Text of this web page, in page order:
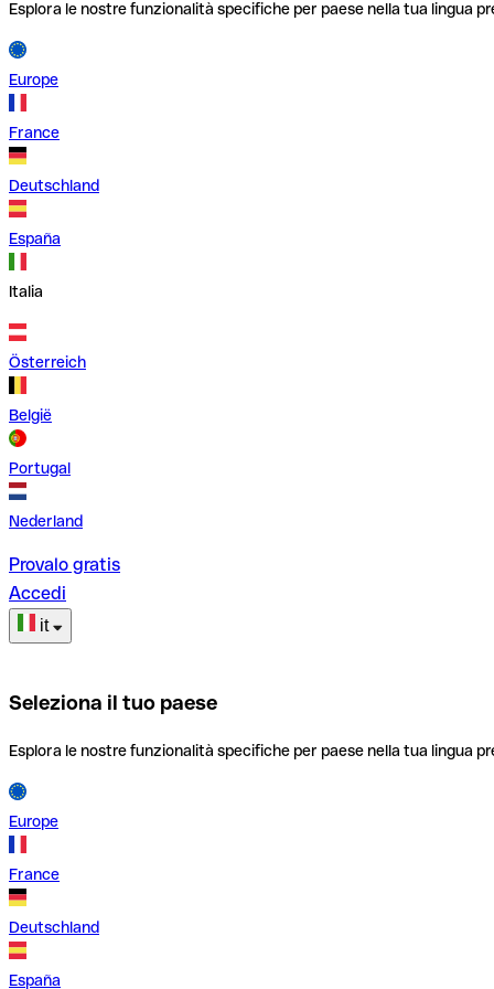
Esplora le nostre funzionalità specifiche per paese nella tua lingua
Europe
France
Deutschland
España
Italia
Österreich
België
Portugal
Nederland
Provalo gratis
Accedi
it
Seleziona il tuo paese
Esplora le nostre funzionalità specifiche per paese nella tua lingua
Europe
France
Deutschland
España